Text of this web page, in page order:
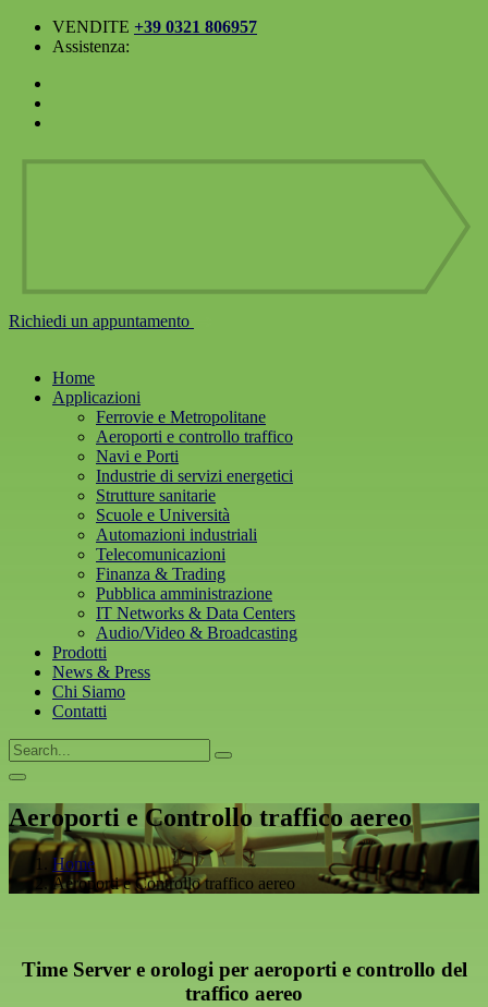
VENDITE +39 0321 806957
Assistenza:
Richiedi un appuntamento
Home
Applicazioni
Ferrovie e Metropolitane
Aeroporti e controllo traffico
Navi e Porti
Industrie di servizi energetici
Strutture sanitarie
Scuole e Università
Automazioni industriali
Telecomunicazioni
Finanza & Trading
Pubblica amministrazione
IT Networks & Data Centers
Audio/Video & Broadcasting
Prodotti
News & Press
Chi Siamo
Contatti
Aeroporti e Controllo traffico aereo
Home
Aeroporti e Controllo traffico aereo
Time Server e orologi per aeroporti e controllo del
traffico aereo